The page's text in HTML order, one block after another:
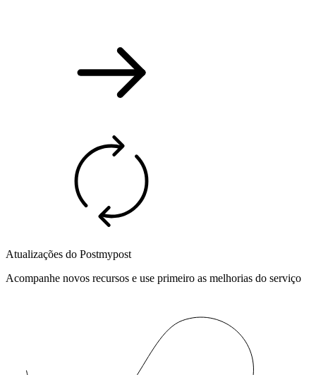
Atualizações do Postmypost
Acompanhe novos recursos e use primeiro as melhorias do serviço